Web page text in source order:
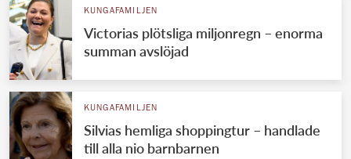
KUNGAFAMILJEN
Victorias plötsliga miljonregn – enorma
summan avslöjad
KUNGAFAMILJEN
Silvias hemliga shoppingtur – handlade
till alla nio barnbarnen